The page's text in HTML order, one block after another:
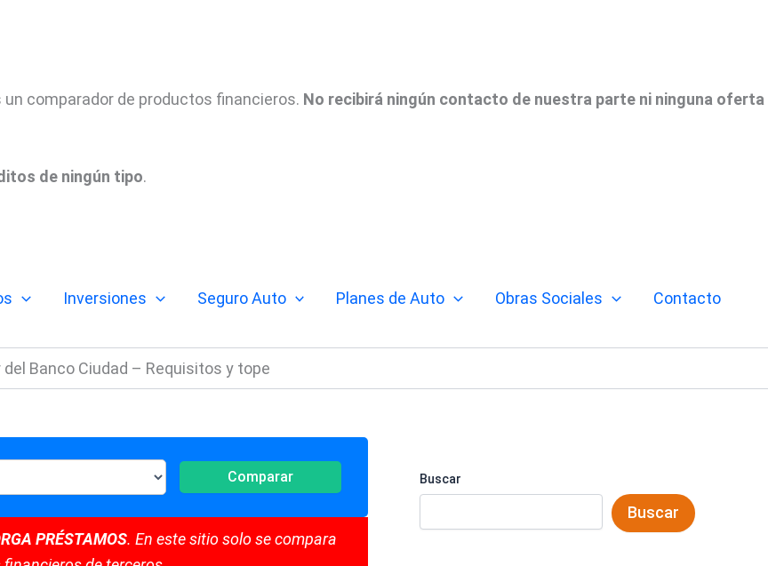
un comparador de productos financieros. No recibirá ningún contacto de nuestra parte ni ninguna oferta
de ningún tipo.
Inversiones Seguro Auto Planes de Auto Obras Sociales Contacto
Banco Ciudad – Requisitos y tope
Comparar
PRÉSTAMOS. En este sitio solo se compara
Buscar
Buscar